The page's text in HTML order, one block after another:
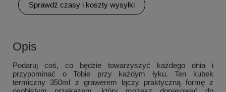
Sprawdź czasy i koszty wysyłki
Opis
Podaruj coś, co będzie towarzyszyć każdego dnia i
przypominać o Tobie przy każdym łyku. Ten kubek
termiczny 350ml z grawerem łączy praktyczną formę z